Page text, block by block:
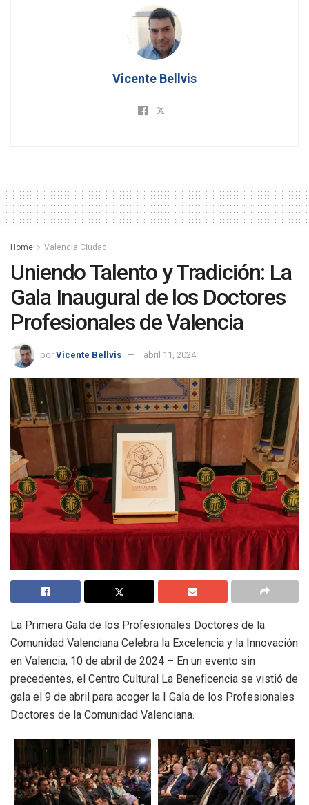
Vicente Bellvis
Home Valencia Ciudad
Uniendo Talento y Tradición: La
Gala Inaugural de los Doctores
Profesionales de Valencia
por Vicente Bellvis abril 11, 2024
La Primera Gala de los Profesionales Doctores de la
Comunidad Valenciana Celebra la Excelencia y la Innovación
en Valencia, 10 de abril de 2024 – En un evento sin
precedentes, el Centro Cultural La Beneficencia se vistió de
gala el 9 de abril para acoger la I Gala de los Profesionales
Doctores de la Comunidad Valenciana.